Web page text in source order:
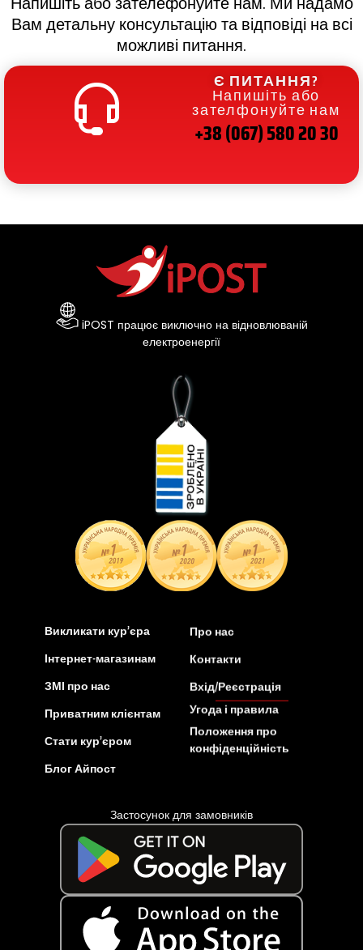
Є ПИТАННЯ?
Напишіть або
зателфонуйте нам
+38 (067) 580 20 30
Вам детальну консультацію та відповіді на всі
можливі питання.
iPOST працює виключно на відновлюваній
електроенергії
Викликати кур’єра
Інтернет-магазинам
ЗМІ про нас
Приватним клієнтам
Стати кур’єром
Блог Айпост
Про нас
Контакти
Вхід/Реєстрація
Угода і правила
Положення про
конфіденційність
Застосунок для замовників